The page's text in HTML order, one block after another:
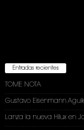
Entradas recientes
TOME NOTA
Gustavo Eisenmann
Lanza la nueva Hilux en